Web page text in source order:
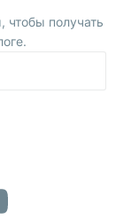
чтобы получать